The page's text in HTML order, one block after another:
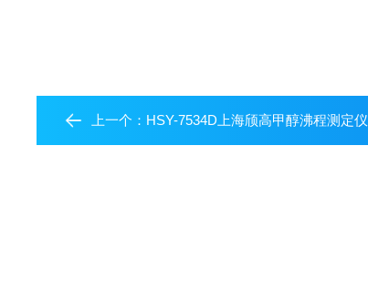
上一个： HSY-7534D上海颀高甲醇沸程测定仪